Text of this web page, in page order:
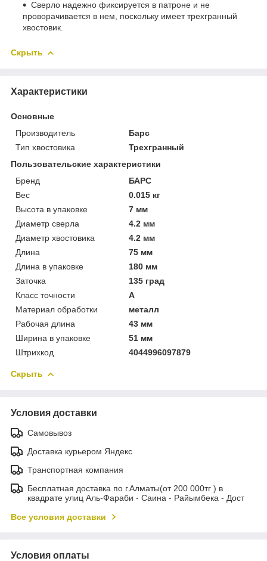
Сверло надежно фиксируется в патроне и не
проворачивается в нем, поскольку имеет трехгранный
хвостовик.
Скрыть
Характеристики
Основные
Производитель
Барс
Тип хвостовика
Трехгранный
Пользовательские характеристики
Бренд
БАРС
Вес
0.015 кг
Высота в упаковке
7 мм
Диаметр сверла
4.2 мм
Диаметр хвостовика
4.2 мм
Длина
75 мм
Длина в упаковке
180 мм
Заточка
135 град
Класс точности
A
Материал обработки
металл
Рабочая длина
43 мм
Ширина в упаковке
51 мм
Штрихкод
4044996097879
Скрыть
Условия доставки
Самовывоз
Доставка курьером Яндекс
Транспортная компания
Бесплатная доставка по г.Алматы(от 200 000тг ) в
квадрате улиц Аль-Фараби - Саина - Райымбека - Дост
Все условия доставки
Условия оплаты